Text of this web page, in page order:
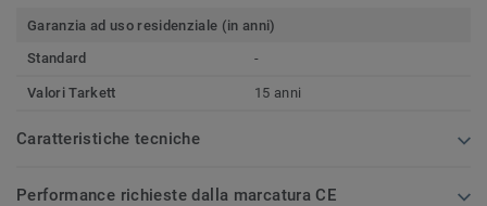
Garanzia ad uso residenziale (in anni)
Standard
-
Valori Tarkett 15 anni
Caratteristiche tecniche
Performance richieste dalla marcatura CE